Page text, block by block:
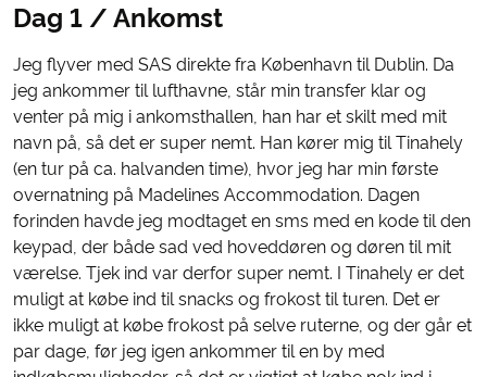
Dag 1 / Ankomst
Jeg flyver med SAS direkte fra København til Dublin. Da
jeg ankommer til lufthavne, står min transfer klar og
venter på mig i ankomsthallen, han har et skilt med mit
navn på, så det er super nemt. Han kører mig til Tinahely
(en tur på ca. halvanden time), hvor jeg har min første
overnatning på Madelines Accommodation. Dagen
forinden havde jeg modtaget en sms med en kode til den
keypad, der både sad ved hoveddøren og døren til mit
værelse. Tjek ind var derfor super nemt. I Tinahely er det
muligt at købe ind til snacks og frokost til turen. Det er
ikke muligt at købe frokost på selve ruterne, og der går et
par dage, før jeg igen ankommer til en by med